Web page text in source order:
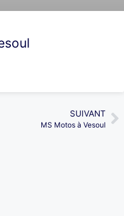
SUIVANT
MS Motos à Vesoul